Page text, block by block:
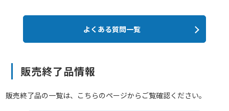
よくある質問一覧
販売終了品情報
販売終了品の一覧は、こちらのページからご覧確認ください。